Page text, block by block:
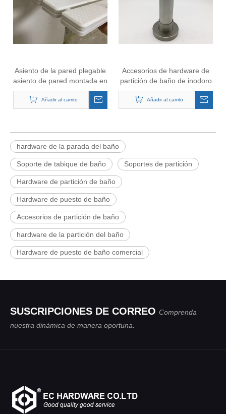
Asiento de la pared plegable
asiento de pared montada en
la pared silla de ducha de
relajación suministros de
baño de banco de spa
Añadir al carrito
Accesorios de hardware de
partición de baño de inodoro
de acero inoxidable Pie de
refuerzo Soporte ajustable
Soporte de partición de baño
Añadir al carrito
hardware de la parada del baño
Soporte de tabique de baño Soportes de partición
Hardware de partición de baño
Hardware de puesto de baño
Accesorios de partición de baño
hardware de la partición del baño
Hardware de puesto de baño comercial
SUSCRIPCIONES DE CORREO Comprenda
nuestra dinámica de manera oportuna.